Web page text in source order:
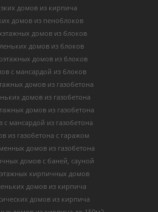
домов из кирпича
домов из пеноблоков
домов из блоков
домов из блоков
домов из блоков
с мансардой из блоков
домов из газобетона
домов из газобетона
домов из газобетона
мансардой из газобетона
из газобетона с гаражом
домов из газобетона
домов с баней, сауной
кирпичных домов
домов из кирпича
домов из кирпича